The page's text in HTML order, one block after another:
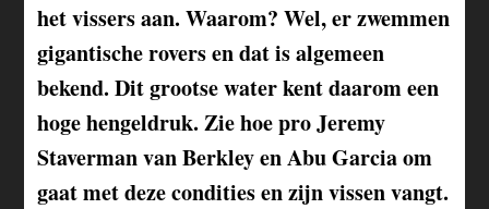
het vissers aan. Waarom? Wel, er zwemmen
gigantische rovers en dat is algemeen
bekend. Dit grootse water kent daarom een
hoge hengeldruk. Zie hoe pro Jeremy
Staverman van Berkley en Abu Garcia om
gaat met deze condities en zijn vissen vangt.